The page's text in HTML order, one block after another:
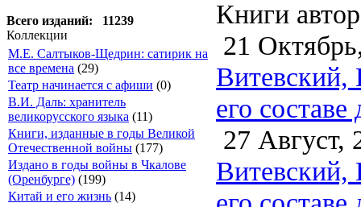
Всего изданий: 11239
Коллекции
М.Е. Салтыков-Щедрин: сатирик на
все времена (29)
Театр начинается с афиши (0)
В.И. Даль: хранитель
великорусского языка (11)
Книги, изданные в годы Великой
Отечественной войны (177)
Издано в годы войны в Чкалове
(Оренбурге) (199)
Китай и его жизнь (14)
Книги
21
его
27 Август,